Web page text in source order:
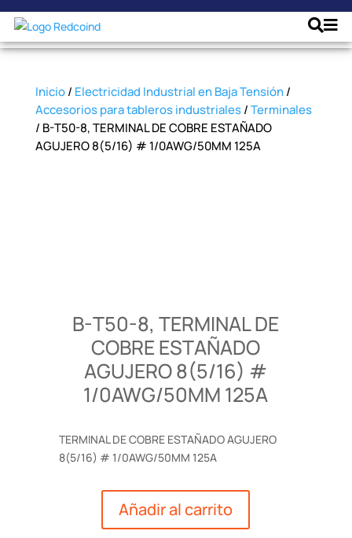
Inicio/ Electricidad Industrial en Baja Tensión/
Accesorios para tableros industriales/Terminales
/ B-T50-8, TERMINAL DE COBRE ESTAÑADO
AGUJERO 8(5/16) # 1/0AWG/50MM 125A
B-T50-8, TERMINAL DE
COBRE ESTAÑADO
AGUJERO 8(5/16) #
1/0AWG/50MM 125A
TERMINAL DE COBRE ESTAÑADO AGUJERO
8(5/16) # 1/0AWG/50MM 125A
Añadir al carrito